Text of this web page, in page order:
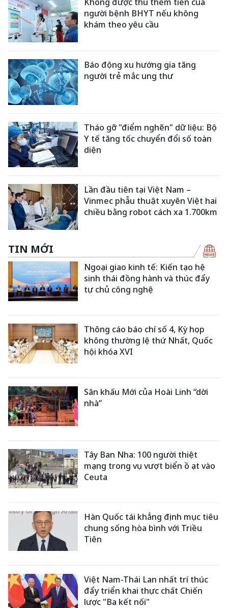
người bệnh BHYT nếu không
khám theo yêu cầu
Báo động xu hướng gia tăng
người trẻ mắc ung thư
Tháo gỡ "điểm nghẽn" dữ liệu: Bộ
Y tế tăng tốc chuyển đổi số toàn
diện
Lần đầu tiên tại Việt Nam –
Vinmec phẫu thuật xuyên Việt hai
chiều bằng robot cách xa 1.700km
TIN MỚI
Ngoại giao kinh tế: Kiến tạo hệ
sinh thái đồng hành và thúc đẩy
tự chủ công nghệ
Thông cáo báo chí số 4, Kỳ họp
không thường lệ thứ Nhất, Quốc
hội khóa XVI
Sân khấu Mới của Hoài Linh “dời
nhà”
Tây Ban Nha: 100 người thiệt
mạng trong vụ vượt biển ồ ạt vào
Ceuta
Hàn Quốc tái khẳng định mục tiêu
chung sống hòa bình với Triều
Tiên
Việt Nam-Thái Lan nhất trí thúc
đẩy triển khai thực chất Chiến
lược "Ba kết nối"